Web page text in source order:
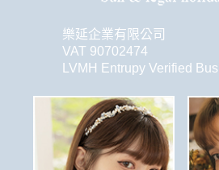
樂延企業有限公司
VAT 90702474
LVMH Entrupy Verified